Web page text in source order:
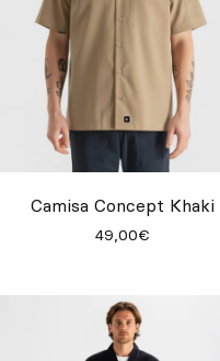
Camisa Concept Khaki
49,00€